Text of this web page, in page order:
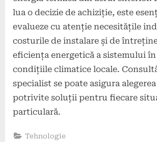
lua o decizie de achiziție, este
evalueze cu atenție necesitățile
costurile de instalare și de
eficiența energetică a sistemului
condițiile climatice locale.
specialist se poate asigura
potrivite soluții pentru fiecare
particulară.
Tehnologie